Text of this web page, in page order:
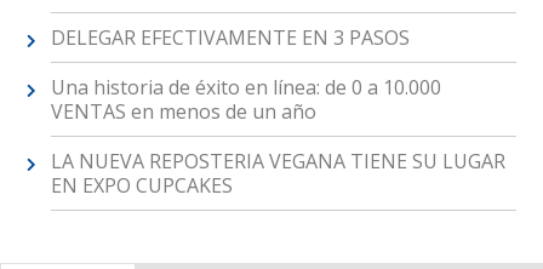
DELEGAR EFECTIVAMENTE EN 3 PASOS
Una historia de éxito en línea: de 0 a 10.000
VENTAS en menos de un año
LA NUEVA REPOSTERIA VEGANA TIENE SU LUGAR
EN EXPO CUPCAKES